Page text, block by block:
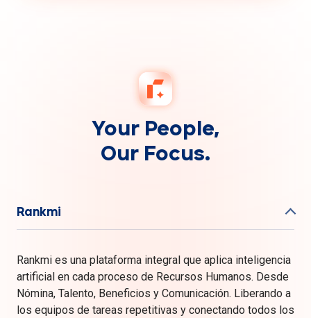
Your People,
Our Focus.
Rankmi
Rankmi es una plataforma integral que aplica inteligencia
artificial en cada proceso de Recursos Humanos. Desde
Nómina, Talento, Beneficios y Comunicación. Liberando a
los equipos de tareas repetitivas y conectando todos los